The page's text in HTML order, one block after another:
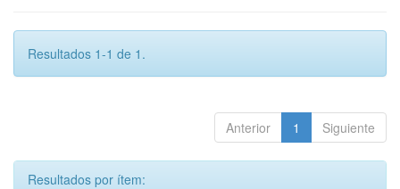
Resultados 1-1 de 1.
Anterior 1 Siguiente
Resultados por ítem: